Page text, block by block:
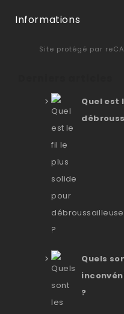
Informations
Site protégé par
Quel est
Quels
?